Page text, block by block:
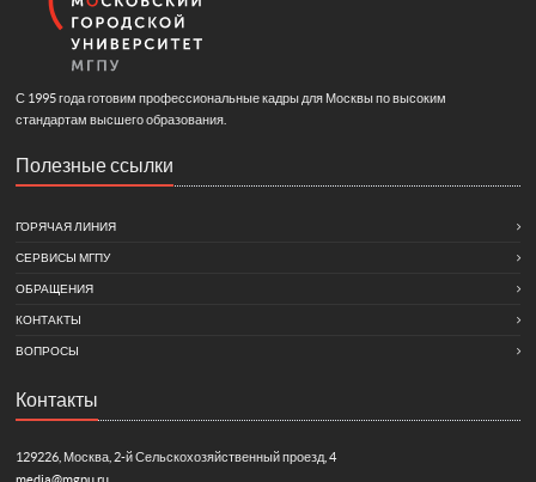
С 1995 года готовим профессиональные кадры для Москвы по высоким
стандартам высшего образования.
Полезные ссылки
ГОРЯЧАЯ ЛИНИЯ
СЕРВИСЫ МГПУ
ОБРАЩЕНИЯ
КОНТАКТЫ
ВОПРОСЫ
Контакты
129226, Москва, 2-й Сельскохозяйственный проезд, 4
media@mgpu.ru